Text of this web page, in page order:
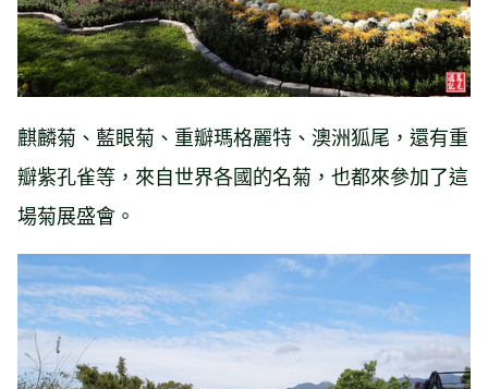
麒麟菊、藍眼菊、重瓣瑪格麗特、澳洲狐尾，還有重
瓣紫孔雀等，來自世界各國的名菊，也都來參加了這
場菊展盛會。